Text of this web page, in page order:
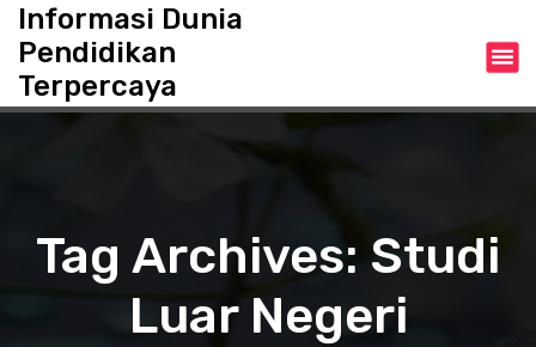
t
Informasi Dunia
Pendidikan
Terpercaya
Tag Archives: Studi
Luar Negeri